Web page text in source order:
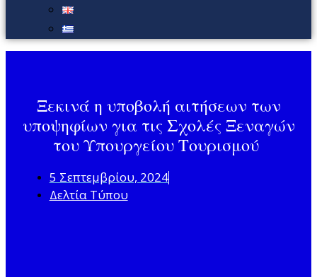
Ξεκινά η υποβολή αιτήσεων των
υποψηφίων για τις Σχολές Ξεναγών
του Υπουργείου Τουρισμού
5 Σεπτεμβρίου, 2024
Δελτία Τύπου